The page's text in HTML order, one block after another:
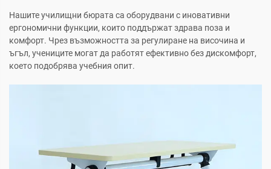
Нашите училищни бюрата са оборудвани с иновативни
ергономични функции, които поддържат здрава поза и
комфорт. Чрез възможността за регулиране на височина и
ъгъл, учениците могат да работят ефективно без дискомфорт,
което подобрява учебния опит.